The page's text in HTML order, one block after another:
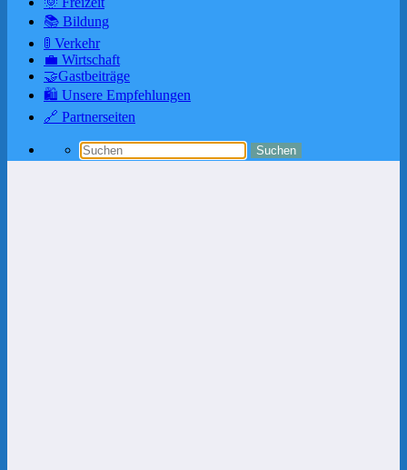
📚 Bildung
🚦 Verkehr
💼 Wirtschaft
🤝Gastbeiträge
🛍️ Unsere Empfehlungen
🔗 Partnerseiten